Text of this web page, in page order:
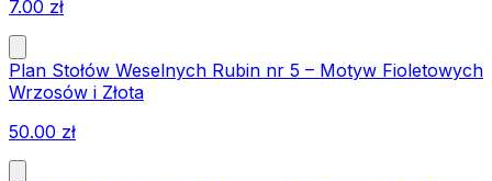
7.00 zł
Plan Stołów Weselnych Rubin nr 5 – Motyw Fioletowych
Wrzosów i Złota
50.00 zł